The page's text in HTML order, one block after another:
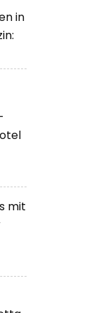
in
mit